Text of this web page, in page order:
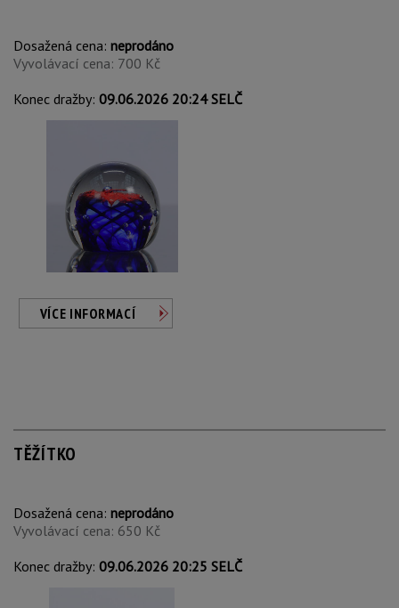
Dosažená cena: neprodáno
Vyvolávací cena: 700 Kč
Konec dražby: 09.06.2026 20:24 SELČ
VÍCE INFORMACÍ
TĚŽÍTKO
Dosažená cena: neprodáno
Vyvolávací cena: 650 Kč
Konec dražby: 09.06.2026 20:25 SELČ